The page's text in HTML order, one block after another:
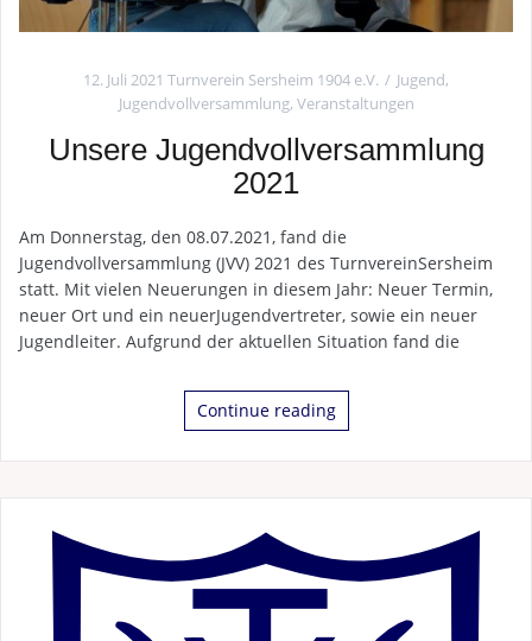
12. Juli 2021 Turnverein Sersheim 1904 e.V. Jugend,
Jugendvollversammlung, Veranstaltungen
Unsere Jugendvollversammlung
2021
Am Donnerstag, den 08.07.2021, fand die
Jugendvollversammlung (JVV) 2021 des TurnvereinSersheim
statt. Mit vielen Neuerungen in diesem Jahr: Neuer Termin,
neuer Ort und ein neuerJugendvertreter, sowie ein neuer
Jugendleiter. Aufgrund der aktuellen Situation fand die
Continue reading